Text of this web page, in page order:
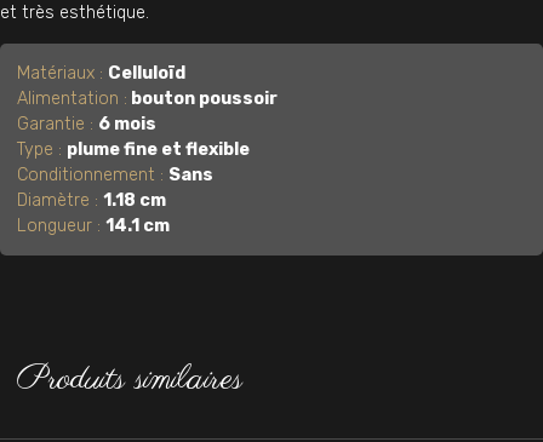
et très esthétique.
Matériaux : Celluloïd
Alimentation : bouton poussoir
Garantie : 6 mois
Type : plume fine et flexible
Conditionnement : Sans
Diamètre :1.18 cm
Longueur :14.1 cm
Produits similaires